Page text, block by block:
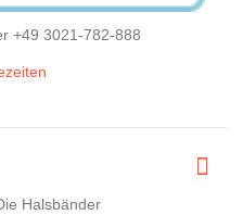
+49 3021-782-888
Halsbänder